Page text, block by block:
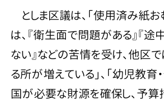
としま区議は、「使用済み紙
は、『衛生面で問題がある』『
ない』などの苦情を受け、他区
る所が増えている」、「幼児教育
国が必要な財源を確保し、予